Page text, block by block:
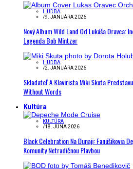
HUDBA
/9. JANUÁRA 2026
Nový Album Wild Land Od Lukáša Oravca:
Legenda Bob Mintzer
HUDBA
/2. JANUÁRA 2026
Skladateľ A Klavirista Miki Skuta
Without Words
Kultúra
KULTÚRA
/18. JÚNA 2026
Black Celebration Na Dunaji: Fanúšikovia
Komunity Netradičnou Plavbou